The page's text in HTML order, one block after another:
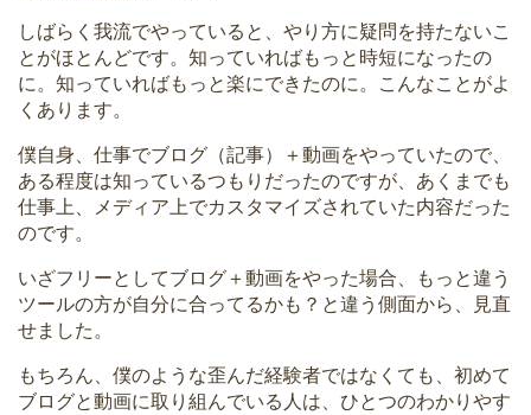
しばらく我流でやっていると、やり方に疑問を持たないこ
とがほとんどです。知っていればもっと時短になったの
に。知っていればもっと楽にできたのに。こんなことがよ
くあります。
僕自身、仕事でブログ（記事）＋動画をやっていたので、
ある程度は知っているつもりだったのですが、あくまでも
仕事上、メディア上でカスタマイズされていた内容だった
のです。
いざフリーとしてブログ＋動画をやった場合、もっと違う
ツールの方が自分に合ってるかも？と違う側面から、見直
せました。
もちろん、僕のような歪んだ経験者ではなくても、初めて
ブログと動画に取り組んでいる人は、ひとつのわかりやす